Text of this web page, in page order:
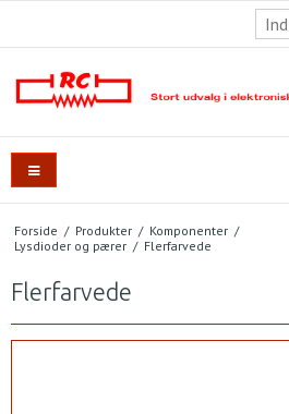
Forside / Produkter / Komponenter /
Lysdioder og pærer / Flerfarvede
Flerfarvede